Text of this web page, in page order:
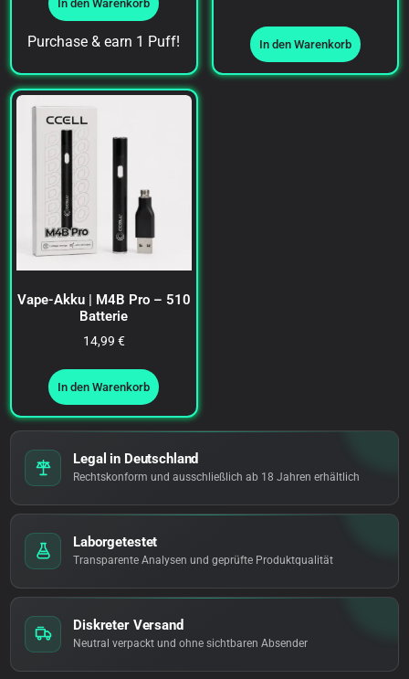
In den Warenkorb
Purchase & earn 1 Puff! In den Warenkorb
Vape-Akku | M4B Pro – 510
Batterie
14,99 €
In den Warenkorb
Legal in Deutschland
Rechtskonform und ausschließlich ab 18 Jahren erhältlich
Laborgetestet
Transparente Analysen und geprüfte Produktqualität
Diskreter Versand
Neutral verpackt und ohne sichtbaren Absender